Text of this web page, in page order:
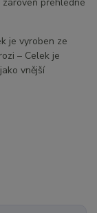
přehledné
je vyroben ze
– Celek je
vnější